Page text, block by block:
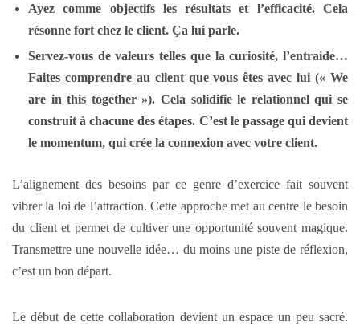
Ayez comme objectifs les résultats et l’efficacité. Cela
résonne fort chez le client. Ça lui parle.
Servez-vous de valeurs telles que la curiosité, l’entraide…
Faites comprendre au client que vous êtes avec lui (« We
are in this together »). Cela solidifie le relationnel qui se
construit à chacune des étapes. C’est le passage qui devient
le momentum, qui crée la connexion avec votre client.
L’alignement des besoins par ce genre d’exercice fait souvent
vibrer la loi de l’attraction. Cette approche met au centre le besoin
du client et permet de cultiver une opportunité souvent magique.
Transmettre une nouvelle idée… du moins une piste de réflexion,
c’est un bon départ.
Le début de cette collaboration devient un espace un peu sacré.